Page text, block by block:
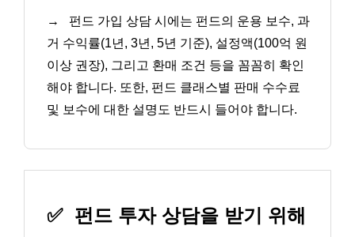
→
펀드 가입 상담 시에는 펀드의 운용 보수, 과
거 수익률(1년, 3년, 5년 기준), 설정액(100억 원
이상 권장), 그리고 환매 조건 등을 꼼꼼히 확인
해야 합니다. 또한, 펀드 클래스별 판매 수수료
및 보수에 대한 설명도 반드시 들어야 합니다.
✅ 펀드 투자 상담을 받기 위해